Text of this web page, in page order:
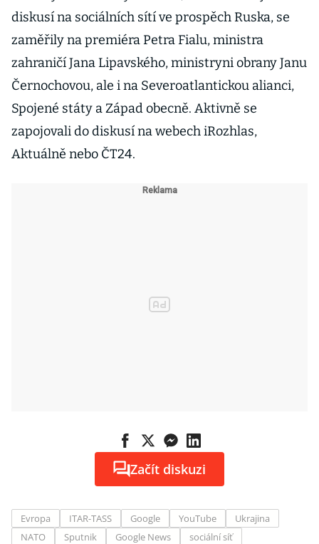
diskusí na sociálních sítí ve prospěch Ruska, se
zaměřily na premiéra Petra Fialu, ministra
zahraničí Jana Lipavského, ministryni obrany Janu
Černochovou, ale i na Severoatlantickou alianci,
Spojené státy a Západ obecně. Aktivně se
zapojovali do diskusí na webech iRozhlas,
Aktuálně nebo ČT24.
Začít diskuzi
Evropa ITAR-TASS Google YouTube
Ukrajina
NATO
Sputnik Google News
sociální síť